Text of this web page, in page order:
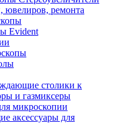
ювелиров, ремонта
Evident
столики к
и газмиксеры
микроскопии
аксессуары для